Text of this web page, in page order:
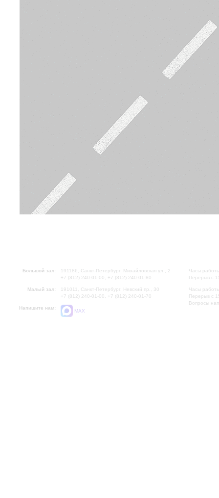
Большой зал:
191186, Санкт-Петербург, Михайловская ул., 2
+7 (812) 240-01-00, +7 (812) 240-01-80
Малый зал:
191011, Санкт-Петербург, Невский пр., 30
+7 (812) 240-01-00, +7 (812) 240-01-70
Напишите нам:
MAX
Часы
Перерыв с
Часы
Перерыв с
Вопросы